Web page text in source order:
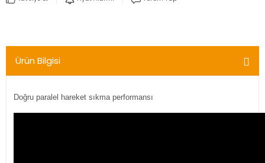
Ürün Bilgisi
Doğru paralel hareket sıkma performansı